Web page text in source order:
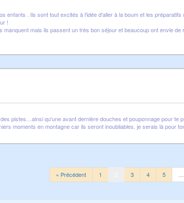
enfants . Ils sont tout excités à l'idée d'aller à la boum et les
!
mais ils passent un très bon séjour et beaucoup ont envie
pistes…ainsi qu'une avant dernière douches et pouponnage pour
moments en montagne car ils seront inoubliables. je serais là pour
« Précédent 1 3 4 5